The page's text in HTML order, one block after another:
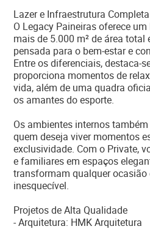
Lazer e Infraestrutura Completa
O Legacy Paineiras oferece
mais de 5.000 m² de área
pensada para o bem-estar e
Entre os diferenciais, destaca-
proporciona momentos de
vida, além de uma quadra
os amantes do esporte.
Os ambientes internos
quem deseja viver momentos
exclusividade. Com o Private,
e familiares em espaços
transformam qualquer ocasião
inesquecível.
Projetos de Alta Qualidade
- Arquitetura: HMK Arquitetura